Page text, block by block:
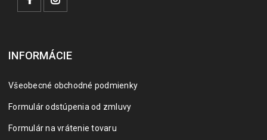
INFORMÁCIE
Všeobecné obchodné podmienky
Formulár odstúpenia od zmluvy
Formulár na vrátenie tovaru